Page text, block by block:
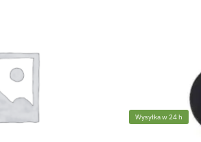
Wysyłka w 24 h